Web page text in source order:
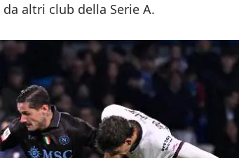
da altri club della Serie A.